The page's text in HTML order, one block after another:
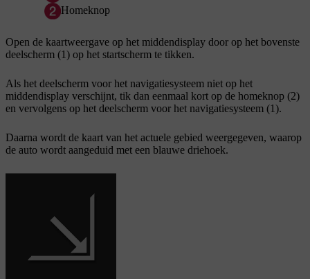
Homeknop
Open de kaartweergave op het middendisplay door op het bovenste
deelscherm (1) op het startscherm te tikken.
Als het deelscherm voor het navigatiesysteem niet op het
middendisplay verschijnt, tik dan eenmaal kort op de homeknop (2)
en vervolgens op het deelscherm voor het navigatiesysteem (1).
Daarna wordt de kaart van het actuele gebied weergegeven, waarop
de auto wordt aangeduid met een blauwe driehoek.